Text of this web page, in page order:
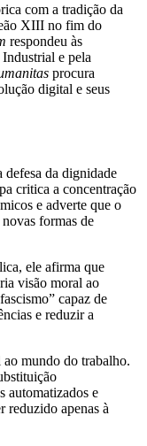
com a tradição da
XIII no fim do
respondeu às
e pela
procura
digital e seus
defesa da dignidade
critica a concentração
e adverte que o
formas de
ele afirma que
visão moral ao
capaz de
e reduzir a
ao mundo do trabalho.
automatizados e
reduzido apenas à